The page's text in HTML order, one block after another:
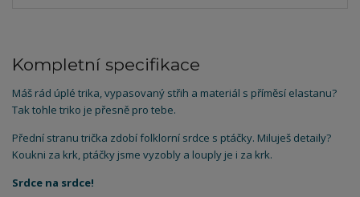
Kompletní specifikace
Máš rád úplé trika, vypasovaný střih a materiál s příměsí elastanu?
Tak tohle triko je přesně pro tebe.
Přední stranu trička zdobí folklorní srdce s ptáčky. Miluješ detaily?
Koukni za krk, ptáčky jsme vyzobly a louply je i za krk.
Srdce na srdce!